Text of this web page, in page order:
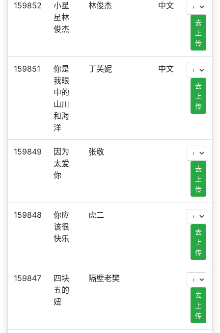
159852
小星
星林
俊杰
林俊杰 中文
去
上
传
159851
你是
我眼
中的
山川
和海
洋
丁芙妮 中文
去
上
传
159849
因为
太爱
你
张敬
去
上
传
159848
你应
该很
快乐
虎二
去
上
传
159847
四块
五的
妞
隔壁老樊
去
上
传